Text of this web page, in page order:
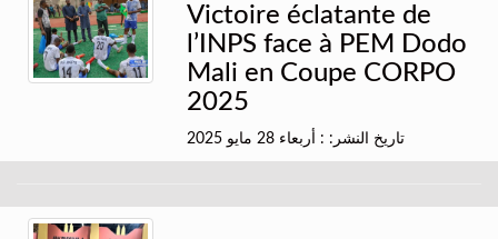
Victoire éclatante de
l’INPS face à PEM Dodo
Mali en Coupe CORPO
2025
تاريخ النشر: : أربعاء 28 مايو 2025